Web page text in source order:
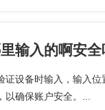
输入的啊安全
证设备时输入，输入
确保账户安全。...